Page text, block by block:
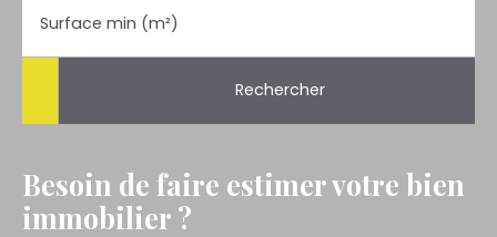
Surface min (m²)
Rechercher
Besoin de faire estimer votre bien
immobilier ?